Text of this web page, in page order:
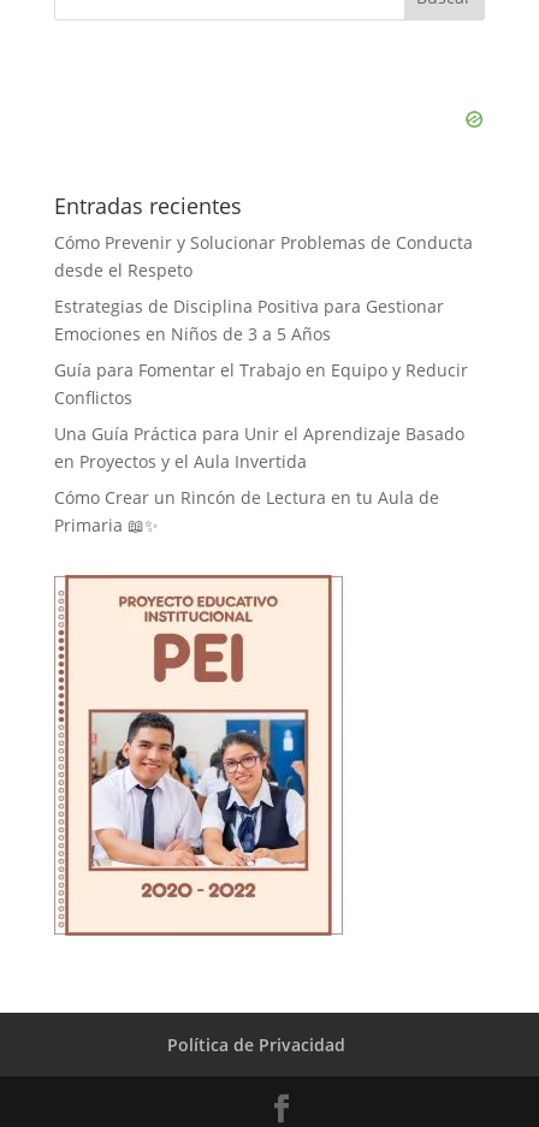
Entradas recientes
Cómo Prevenir y Solucionar Problemas de Conducta
desde el Respeto
Estrategias de Disciplina Positiva para Gestionar
Emociones en Niños de 3 a 5 Años
Guía para Fomentar el Trabajo en Equipo y Reducir
Conflictos
Una Guía Práctica para Unir el Aprendizaje Basado
en Proyectos y el Aula Invertida
Cómo Crear un Rincón de Lectura en tu Aula de
Primaria 📖✨
Política de Privacidad